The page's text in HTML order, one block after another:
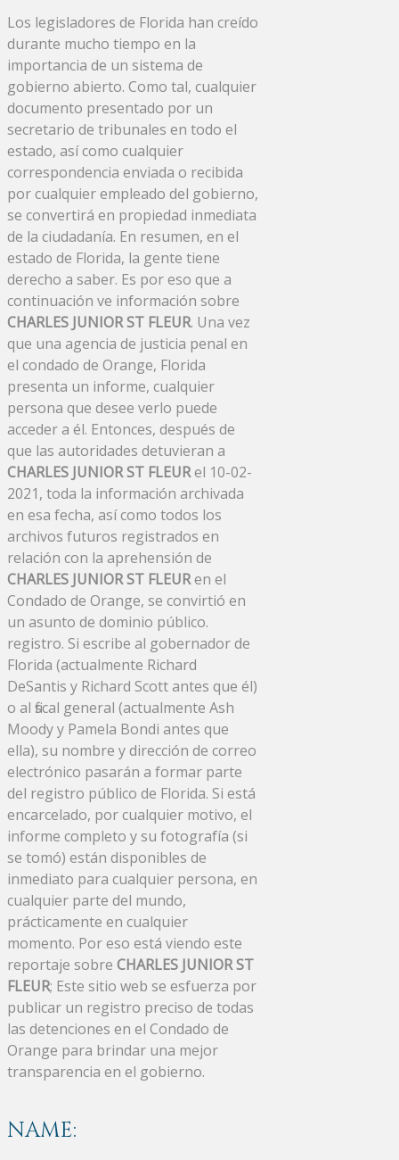
Los legisladores de Florida han creído
durante mucho tiempo en la
importancia de un sistema de
gobierno abierto. Como tal, cualquier
documento presentado por un
secretario de tribunales en todo el
estado, así como cualquier
correspondencia enviada o recibida
por cualquier empleado del gobierno,
se convertirá en propiedad inmediata
de la ciudadanía. En resumen, en el
estado de Florida, la gente tiene
derecho a saber. Es por eso que a
continuación ve información sobre
CHARLES JUNIOR ST FLEUR. Una vez
que una agencia de justicia penal en
el condado de Orange, Florida
presenta un informe, cualquier
persona que desee verlo puede
acceder a él. Entonces, después de
que las autoridades detuvieran a
CHARLES JUNIOR ST FLEURel 10-02-
2021, toda la información archivada
en esa fecha, así como todos los
archivos futuros registrados en
relación con la aprehensión de
CHARLES JUNIOR ST FLEURen el
Condado de Orange, se convirtió en
un asunto de dominio público.
registro. Si escribe al gobernador de
Florida (actualmente Richard
DeSantis y Richard Scott antes que él)
o al fiscal general (actualmente Ash
Moody y Pamela Bondi antes que
ella), su nombre y dirección de correo
electrónico pasarán a formar parte
del registro público de Florida. Si está
encarcelado, por cualquier motivo, el
informe completo y su fotografía (si
se tomó) están disponibles de
inmediato para cualquier persona, en
cualquier parte del mundo,
prácticamente en cualquier
momento. Por eso está viendo este
reportaje sobre CHARLES JUNIOR ST
FLEUR; Este sitio web se esfuerza por
publicar un registro preciso de todas
las detenciones en el Condado de
Orange para brindar una mejor
transparencia en el gobierno.
NAME: